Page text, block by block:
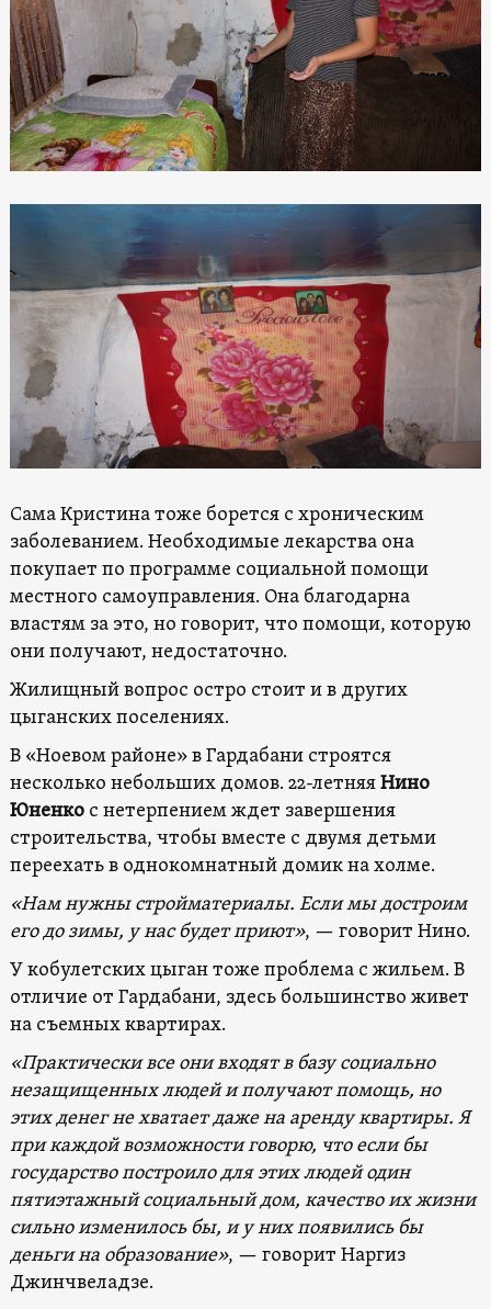
Сама Кристина тоже борется с хроническим
заболеванием. Необходимые лекарства она
покупает по программе социальной помощи
местного самоуправления. Она благодарна
властям за это, но говорит, что помощи, которую
они получают, недостаточно.
Жилищный вопрос остро стоит и в других
цыганских поселениях.
В «Ноевом районе» в Гардабани строятся
несколько небольших домов. 22-летняяНино
Юненкос нетерпением ждет завершения
строительства, чтобы вместе с двумя детьми
переехать в однокомнатный домик на холме.
«Нам нужны стройматериалы. Если мы достроим
его до зимы, у нас будет приют», — говорит Нино.
У кобулетских цыган тоже проблема с жильем. В
отличие от Гардабани, здесь большинство живет
на съемных квартирах.
«Практически все они входят в базу социально
незащищенных людей и получают помощь, но
этих денег не хватает даже на аренду квартиры. Я
при каждой возможности говорю, что если бы
государство построило для этих людей один
пятиэтажный социальный дом, качество их жизни
сильно изменилось бы, и у них появились бы
деньги на образование», — говорит Наргиз
Джинчвеладзе.